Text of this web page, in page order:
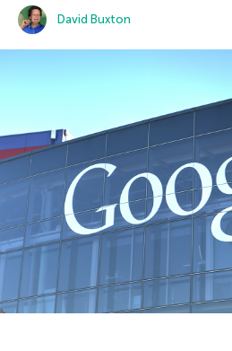
David Buxton